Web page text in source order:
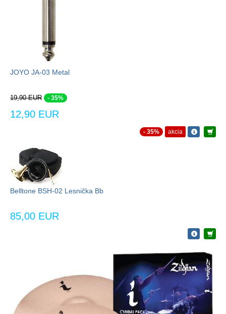
JOYO JA-03 Metal
19,90 EUR - 35%
12,90 EUR
- 35% akcia
Belltone BSH-02 Lesnička Bb
85,00 EUR